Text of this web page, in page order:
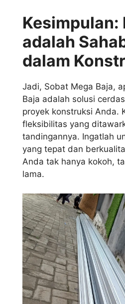
Kesimpulan:
adalah
dalam
Jadi, Sobat Mega Baja,
Baja adalah solusi
proyek konstruksi Anda.
fleksibilitas yang
tandingannya. Ingatlah
yang tepat dan
Anda tak hanya kokoh,
lama.